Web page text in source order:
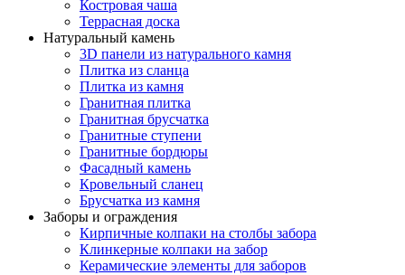
Костровая чаша
Террасная доска
Натуральный камень
3D панели из натурального камня
Плитка из сланца
Плитка из камня
Гранитная плитка
Гранитная брусчатка
Гранитные ступени
Гранитные бордюры
Фасадный камень
Кровельный сланец
Брусчатка из камня
Заборы и ограждения
Кирпичные колпаки на столбы забора
Клинкерные колпаки на забор
Керамические элементы для заборов